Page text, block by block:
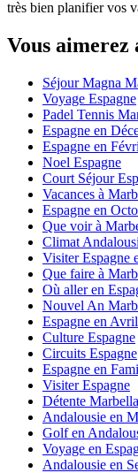
très bien planifier vos
Vous aimerez
Séjour Magna
Voyage Espagne
Padel Tennis
Espagne en
Espagne en
Noel Espagne
Court Séjour
Vacances à
Espagne en
Que voir à
Climat
Visiter Espagne
Que faire à
Où aller en
Nouvel An
Espagne en Avril
Culture Espagne
Circuits Espagne
Espagne en
Visiter Espagne
Détente Marbella
Andalousie en
Golf en
Voyage en
Andalousie en